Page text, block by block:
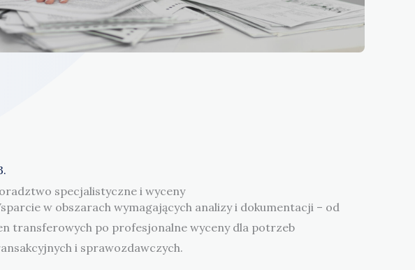
specjalistyczne i wyceny
w obszarach wymagających analizy i dokumentacji – od
transferowych po profesjonalne wyceny dla potrzeb
i sprawozdawczych.